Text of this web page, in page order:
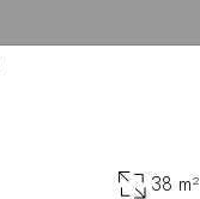
38 m²